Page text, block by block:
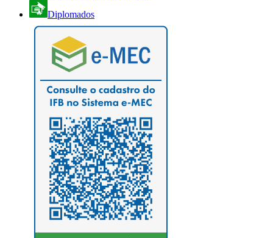
Diplomados